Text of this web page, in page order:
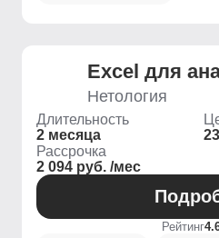
Excel для
Нетология
Длительность
2 месяца
Рассрочка
2 094 руб. /мес
Рейтинг